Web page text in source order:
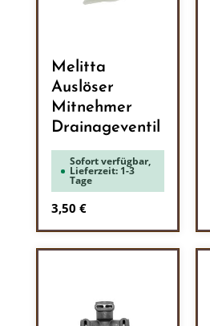
Melitta
Auslöser
Mitnehmer
Drainageventil
Sofort verfügbar,
Lieferzeit: 1-3
Tage
Regulärer Preis:
3,50 €